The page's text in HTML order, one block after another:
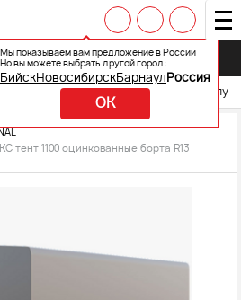
Мы показываем вам предложение в России
Но вы можете выбрать другой город:
БийскНовосибирскБарнаул Россия
OK
Выберите свой мотоцикл и
тент 1100 оцинкованные борта R13